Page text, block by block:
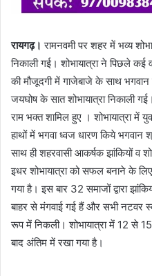
रायगढ़। रामनवमी पर शहर में भव्य
निकाली गई। शोभायात्रा ने पिछले कई
की मौजूदगी में गाजेबाजे के साथ
जयघोष के सात शोभायात्रा निकाली
राम भक्त शामिल हुए । शोभायात्रा में
हाथों में भगवा ध्वज धारण किये
साथ ही शहरवासी आकर्षक झांकियों व
इधर शोभायात्रा को सफल बनाने के
गया है। इस बार 32 समाजों द्वारा
बाहर से मंगवाई गई हैं और सभी नटवर
रूप में निकली। शोभायात्रा में 12 से
बाद अंतिम में रखा गया है।